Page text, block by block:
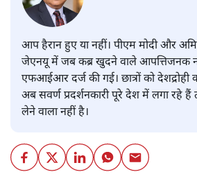
आप हैरान हुए या नहीं। पीएम मोदी और
जेएनयू में जब कब्र खुदने वाले आपत्तिजनक
एफआईआर दर्ज की गई। छात्रों को देशद्रोही
अब सवर्ण प्रदर्शनकारी पूरे देश में लगा रहे हैं
लेने वाला नहीं है।